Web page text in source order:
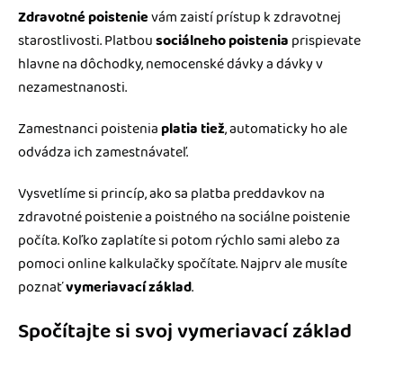
Zdravotné poistenievám zaistí prístup k zdravotnej
starostlivosti. Platbousociálneho poistenia prispievate
hlavne na dôchodky, nemocenské dávky a dávky v
nezamestnanosti.
Zamestnanci poisteniaplatia tiež, automaticky ho ale
odvádza ich zamestnávateľ.
Vysvetlíme si princíp, ako sa platba preddavkov na
zdravotné poistenie a poistného na sociálne poistenie
počíta. Koľko zaplatíte si potom rýchlo sami alebo za
pomoci online kalkulačky spočítate. Najprv ale musíte
poznaťvymeriavací základ.
Spočítajte si svoj vymeriavací základ